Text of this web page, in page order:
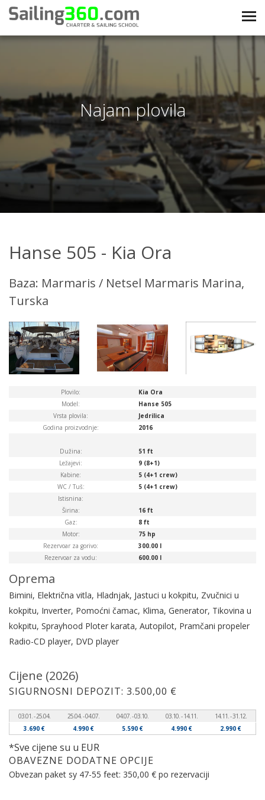
Najam plovila
Hanse 505 - Kia Ora
Baza: Marmaris / Netsel Marmaris Marina,
Turska
Plovilo:
Kia Ora
Model:
Hanse 505
Vrsta plovila:
Jedrilica
Godina proizvodnje:
2016
Dužina:
51 ft
Ležajevi:
9 (8+1)
Kabine:
5 (4+1 crew)
WC / Tuš:
5 (4+1 crew)
Istisnina:
Širina:
16 ft
Gaz:
8 ft
Motor:
75 hp
Rezervoar za gorivo:
300.00 l
Rezervoar za vodu:
600.00 l
Oprema
Bimini, Električna vitla, Hladnjak, Jastuci u kokpitu, Zvučnici u
kokpitu, Inverter, Pomoćni čamac, Klima, Generator, Tikovina u
kokpitu, Sprayhood Ploter karata, Autopilot, Pramčani propeler
Radio-CD player, DVD player
Cijene (2026)
SIGURNOSNI DEPOZIT: 3.500,00 €
03.01. - 25.04. 25.04. - 04.07. 04.07. - 03.10. 03.10. - 14.11.
14.11. - 31.12.
3.690 €
4.990 € 5.590 € 4.990 € 2.990 €
*Sve cijene su u EUR
OBAVEZNE DODATNE OPCIJE
Obvezan paket sy 47-55 feet: 350,00 € po rezervaciji